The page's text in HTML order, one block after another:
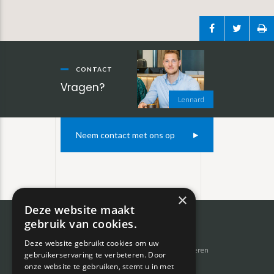
Lennard
CONTACT
Vragen?
Neem contact met ons op
Footer
Zoekopdracht auto’s
Auto’s importeren
Bemiddeling
×
Deze website maakt
gebruik van cookies.
Deze website gebruikt cookies om uw
gebruikerservaring te verbeteren. Door
onze website te gebruiken, stemt u in met